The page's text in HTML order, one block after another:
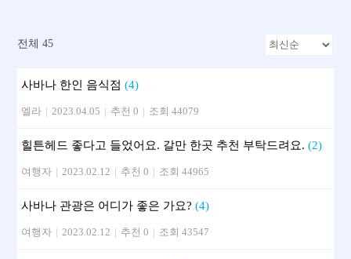
전체 45
사바나 한인 음식점(4)
엘라 | 2023.04.05 | 추천 0 | 조회 44079
힐튼헤드 좋다고 들었어요. 갈만 한곳 추천 부탁드려요.(2)
여행자 | 2023.02.12 | 추천 0 | 조회 44965
사바나 관광은 어디가 좋은 가요?(4)
여행자 | 2023.02.12 | 추천 0 | 조회 43547